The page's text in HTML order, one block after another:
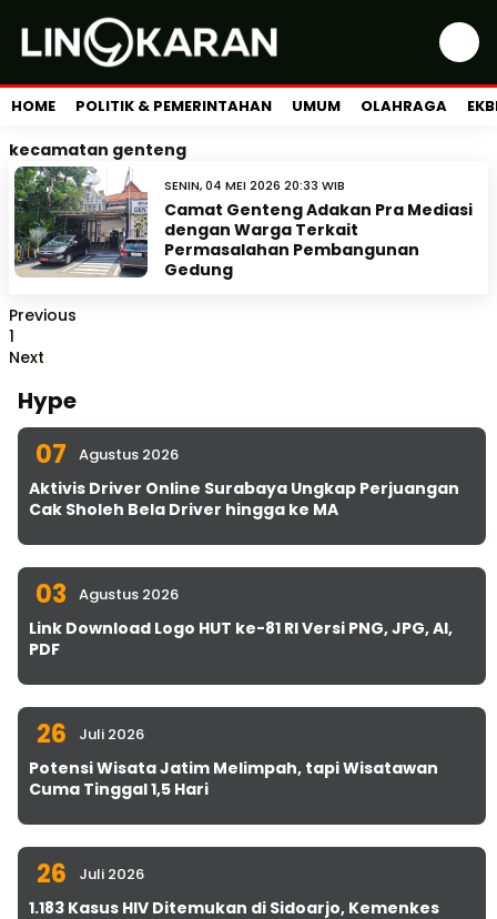
HOME POLITIK & PEMERINTAHAN UMUM OLAHRAGA
kecamatan genteng
SENIN, 04 MEI 2026 20:33 WIB
Camat Genteng Adakan Pra Mediasi
dengan Warga Terkait
Permasalahan Pembangunan
Gedung
Previous
1
Next
Hype
07 Agustus 2026
Aktivis Driver Online Surabaya Ungkap Perjuangan
Cak Sholeh Bela Driver hingga ke MA
03 Agustus 2026
Link Download Logo HUT ke-81 RI Versi PNG, JPG, AI,
PDF
26 Juli 2026
Potensi Wisata Jatim Melimpah, tapi Wisatawan
Cuma Tinggal 1,5 Hari
26 Juli 2026
1.183 Kasus HIV Ditemukan di Sidoarjo, Kemenkes